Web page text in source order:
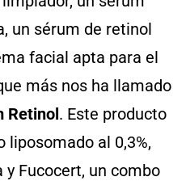
un sérum de retinol
facial apta para el
más nos ha llamado
Retinol. Este producto
liposomado al 0,3%,
Fucocert, un combo